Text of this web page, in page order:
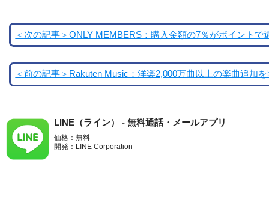
＜次の記事＞ONLY MEMBERS：購入金額の7％がポイント
＜前の記事＞Rakuten Music：洋楽2,000万曲以上の楽曲追加を
LINE（ライン） - 無料通話・メールアプリ
価格：無料
開発：LINE Corporation